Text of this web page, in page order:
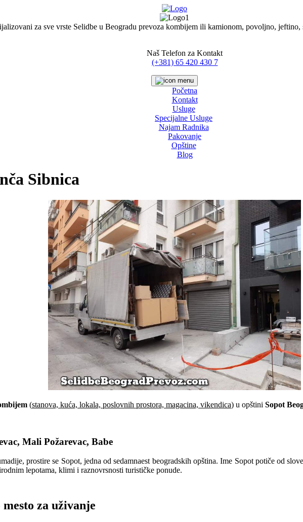
za sve vrste Selidbe u Beogradu prevoza kombijem ili kamionom, povoljno, jeftino,
Naš Telefon za Kontakt
(+381) 65 420 430 7
Početna
Kontakt
Usluge
Specijalne Usluge
Najam Radnika
Pakovanje
Opštine
Blog
Sibnica
(stanova, kuća, lokala, poslovnih prostora, magacina, vikendica) u opštini Sopot
Mali Požarevac, Babe
prostire se Sopot, jedna od sedamnaest beogradskih opština. Ime Sopot potiče od
lepotama, klimi i raznovrsnosti turističke ponude.
za uživanje